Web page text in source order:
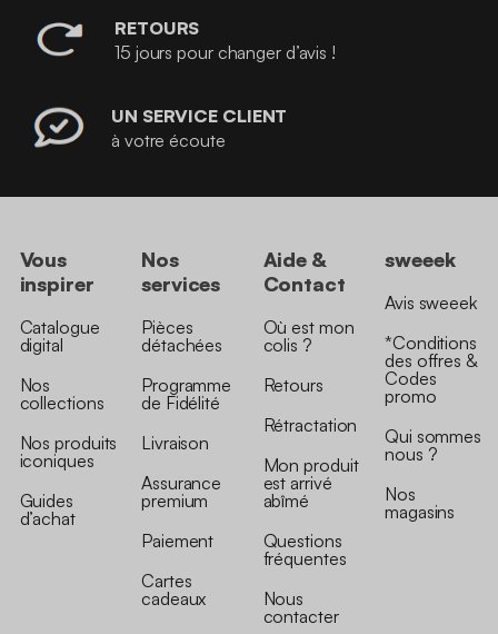
RETOURS
15 jours pour changer d’avis !
UN SERVICE CLIENT
à votre écoute
Vous
inspirer
Catalogue
digital
Nos
collections
Nos produits
iconiques
Guides
d’achat
Nos
services
Pièces
détachées
Programme
de Fidélité
Livraison
Assurance
premium
Paiement
Cartes
cadeaux
Aide &
Contact
Où est mon
colis ?
Retours
Rétractation
Mon produit
est arrivé
abîmé
Questions
fréquentes
Nous
contacter
sweeek
Avis sweeek
*Conditions
des offres &
Codes
promo
Qui sommes
nous ?
Nos
magasins